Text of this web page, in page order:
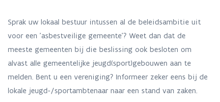
Sprak uw lokaal bestuur intussen al de beleidsambitie uit
voor een 'asbestveilige gemeente'? Weet dan dat de
meeste gemeenten bij die beslissing ook besloten om
alvast alle gemeentelijke jeugd(sport)gebouwen aan te
melden. Bent u een vereniging? Informeer zeker eens bij de
lokale jeugd-/sportambtenaar naar een stand van zaken.